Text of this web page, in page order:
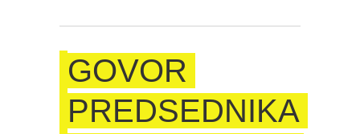
GOVOR
PREDSEDNIKA